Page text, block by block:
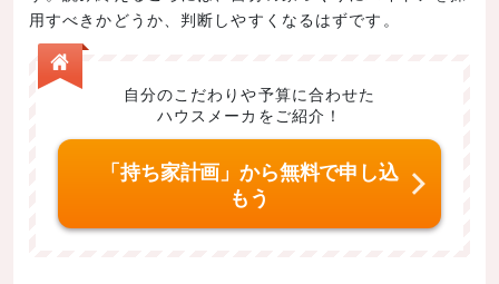
用すべきかどうか、判断しやすくなるはずです。
自分のこだわりや予算に合わせた
ハウスメーカをご紹介！
「持ち家計画」から無料で申し込
もう